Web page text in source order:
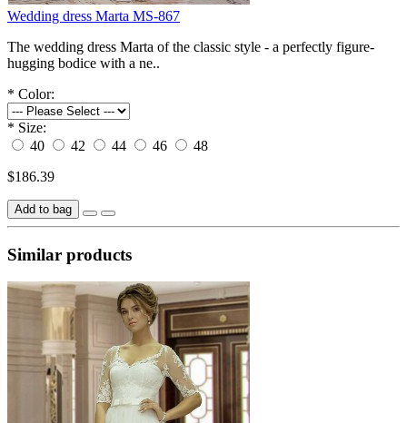
Wedding dress Marta MS-867
The wedding dress Marta of the classic style - a perfectly figure-
hugging bodice with a ne..
* Color:
* Size:
40
42 44 46
48
$186.39
Add to bag
Similar products